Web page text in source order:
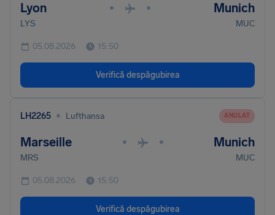
Lyon • • Munich
LYS MUC
05.08.2026 15:50
Verifică despăgubirea
LH2265 • Lufthansa ANULAT
Marseille • • Munich
MRS MUC
05.08.2026 15:50
Verifică despăgubirea